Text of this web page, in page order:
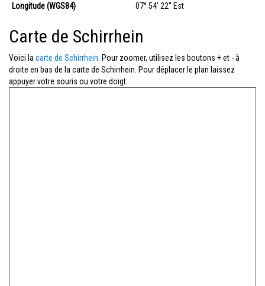
Longitude (WGS84)
07° 54' 22'' Est
Carte de Schirrhein
Voici la carte de Schirrhein . Pour zoomer, utilisez les boutons + et - à
droite en bas de la carte de Schirrhein. Pour déplacer le plan laissez
appuyer votre souris ou votre doigt.